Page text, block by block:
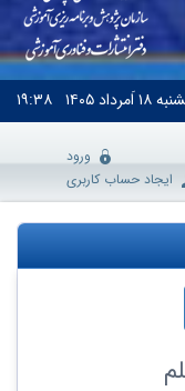
۱۸ اَمرداد ۱۴۰۵ ۱۹:۳۸
ورود
ایجاد حساب کاربری